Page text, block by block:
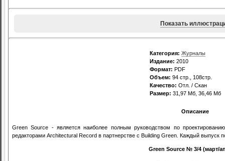
Показать
Категория: Журналы
Издание: 2010
Формат: PDF
Объем: 94 стр., 108стр.
Качество: Отл. / Скан
Размер: 31,97 Мб, 36,46 Мб
Описание
Green Source - является наиболее полным руководством по
редакторами Architectural Record в партнерстве с Building Green. Каждый выпуск
Green Source № 3/4 (март/